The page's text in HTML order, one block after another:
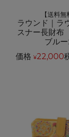
【送料無
ラウンド｜ラ
スナー長財
ブル
価格 ¥22,000